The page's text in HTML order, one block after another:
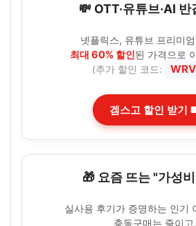
💸 OTT·유튜브·AI 반
넷플릭스, 유튜브 프리미
최대 60% 할인된 가격으로
(추가 할인 코드:
겜스고 할인 받기
🎁 요즘 뜨는 "가성
실사용 후기가 증명하는 인기
충동구매는 줄이고,